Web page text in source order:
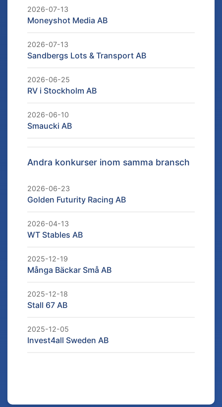
2026-07-13
Moneyshot Media AB
2026-07-13
Sandbergs Lots & Transport AB
2026-06-25
RV i Stockholm AB
2026-06-10
Smaucki AB
Andra konkurser inom samma bransch
2026-06-23
Golden Futurity Racing AB
2026-04-13
WT Stables AB
2025-12-19
Många Bäckar Små AB
2025-12-18
Stall 67 AB
2025-12-05
Invest4all Sweden AB